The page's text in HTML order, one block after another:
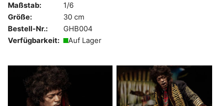
Maßstab:
1/6
Größe:
30 cm
Bestell-Nr.:
GHB004
Verfügbarkeit:
Auf Lager